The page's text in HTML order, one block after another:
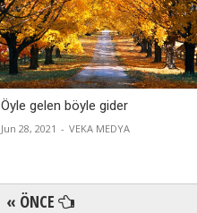
Öyle gelen böyle gider
Jun 28, 2021 - VEKA MEDYA
« ÖNCE